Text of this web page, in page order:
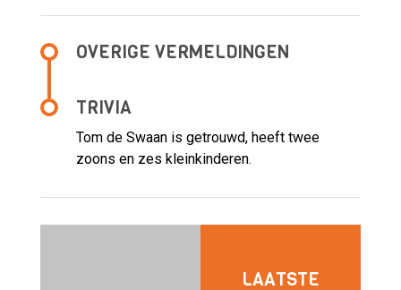
OVERIGE VERMELDINGEN
TRIVIA
Tom de Swaan is getrouwd, heeft twee
zoons en zes kleinkinderen.
LAATSTE